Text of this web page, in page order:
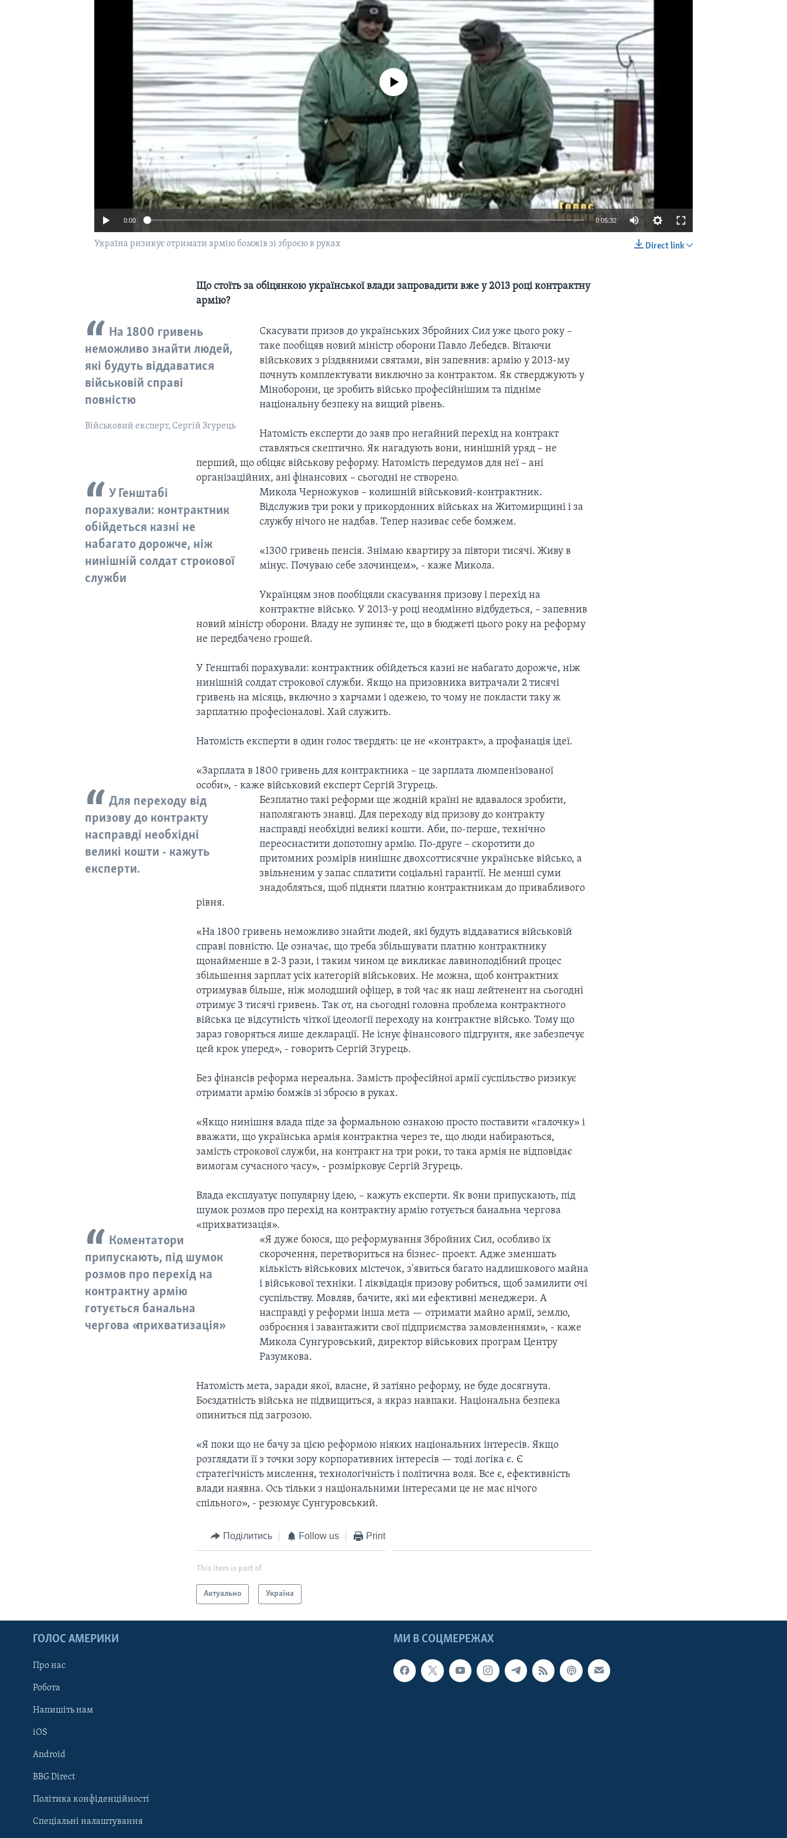
БРИФІНГ ГОЛОСУ АМЕРИКИ
Learning English
МИ В СОЦМЕРЕЖАХ
No media source currently available
0:00 0:05:32
Direct link
Україна ризикує отримати армію бомжів зі зброєю в руках
Що стоїть за обіцянкою української влади запровадити вже у 2013 році контрактну
армію?
На 1800 гривень
неможливо знайти людей,
які будуть віддаватися
військовій справі
повністю
Військовий експерт, Сергій Згурець
Скасувати призов до українських Збройних Сил уже цього року –
таке пообіцяв новий міністр оборони Павло Лебедєв. Вітаючи
військових з різдвяними святами, він запевнив: армію у 2013-му
почнуть комплектувати виключно за контрактом. Як стверджують у
Міноборони, це зробить військо професійнішим та підніме
національну безпеку на вищий рівень.
Натомість експерти до заяв про негайний перехід на контракт
ставляться скептично. Як нагадують вони, нинішній уряд – не
перший, що обіцяє військову реформу. Натомість передумов для неї – ані
організаційних, ані фінансових – сьогодні не створено.
У Генштабі
порахували: контрактник
обійдеться казні не
набагато дорожче, ніж
нинішній солдат строкової
служби
Микола Черножуков – колишній військовий-контрактник.
Відслужив три роки у прикордонних військах на Житомирщині і за
службу нічого не надбав. Тепер називає себе бомжем.
«1300 гривень пенсія. Знімаю квартиру за півтори тисячі. Живу в
мінус. Почуваю себе злочинцем», - каже Микола.
Українцям знов пообіцяли скасування призову і перехід на
контрактне військо. У 2013-у році неодмінно відбудеться, – запевнив
новий міністр оборони. Владу не зупиняє те, що в бюджеті цього року на реформу
не передбачено грошей.
У Генштабі порахували: контрактник обійдеться казні не набагато дорожче, ніж
нинішній солдат строкової служби. Якщо на призовника витрачали 2 тисячі
гривень на місяць, включно з харчами і одежею, то чому не покласти таку ж
зарплатню професіоналові. Хай служить.
Натомість експерти в один голос твердять: це не «контракт», а профанація ідеї.
«Зарплата в 1800 гривень для контрактника – це зарплата люмпенізованої
особи», - каже військовий експерт Сергій Згурець.
Для переходу від
призову до контракту
насправді необхідні
великі кошти - кажуть
експерти.
Безплатно такі реформи ще жодній країні не вдавалося зробити,
наполягають знавці. Для переходу від призову до контракту
насправді необхідні великі кошти. Аби, по-перше, технічно
переоснастити допотопну армію. По-друге – скоротити до
притомних розмірів нинішнє двохсоттисячне українське військо, а
звільненим у запас сплатити соціальні гарантії. Не менші суми
знадобляться, щоб підняти платню контрактникам до привабливого
рівня.
«На 1800 гривень неможливо знайти людей, які будуть віддаватися військовій
справі повністю. Це означає, що треба збільшувати платню контрактнику
щонайменше в 2-3 рази, і таким чином це викликає лавиноподібний процес
збільшення зарплат усіх категорій військових. Не можна, щоб контрактних
отримував більше, ніж молодший офіцер, в той час як наш лейтенент на сьогодні
отримує 3 тисячі гривень. Так от, на сьогодні головна проблема контрактного
війська це відсутність чіткої ідеології переходу на контрактне військо. Тому що
зараз говоряться лише декларації. Не існує фінансового підгрунтя, яке забезпечує
цей крок уперед», - говорить Сергій Згурець.
Без фінансів реформа нереальна. Замість професійної армії суспільство ризикує
отримати армію бомжів зі зброєю в руках.
«Якщо нинішня влада піде за формальною ознакою просто поставити «галочку» і
вважати, що українська армія контрактна через те, що люди набираються,
замість строкової служби, на контракт на три роки, то така армія не відповідає
вимогам сучасного часу», - розмірковує Сергій Згурець.
Влада експлуатує популярну ідею, – кажуть експерти. Як вони припускають, під
шумок розмов про перехід на контрактну армію готується банальна чергова
«прихватизація».
Коментатори
припускають, під шумок
розмов про перехід на
контрактну армію
готується банальна
чергова «прихватизація»
«Я дуже боюся, що реформування Збройних Сил, особливо їх
скорочення, перетвориться на бізнес- проект. Адже зменшать
кількість військових містечок, з'явиться багато надлишкового майна
і військової техніки. І ліквідація призову робиться, щоб замилити очі
суспільству. Мовляв, бачите, які ми ефективні менеджери. А
насправді у реформи інша мета — отримати майно армії, землю,
озброєння і завантажити свої підприємства замовленнями», - каже
Микола Сунгуровський, директор військових програм Центру
Разумкова.
Натомість мета, заради якої, власне, й затіяно реформу, не буде досягнута.
Боєздатність війська не підвищиться, а якраз навпаки. Національна безпека
опиниться під загрозою.
«Я поки що не бачу за цією реформою ніяких національних інтересів. Якщо
розглядати її з точки зору корпоративних інтересів — тоді логіка є. Є
стратегічність мислення, технологічність і політична воля. Все є, ефективність
влади наявна. Ось тільки з національними інтересами це не має нічого
спільного», - резюмує Сунгуровський.
Поділитись Follow us Print
This item is part of
Актуально Україна
МИ В СОЦМЕРЕЖАХ
ГОЛОС АМЕРИКИ
Про нас
Робота
Напишіть нам
iOS
Android
BBG Direct
Політика конфіденційності
Спеціальні налаштування